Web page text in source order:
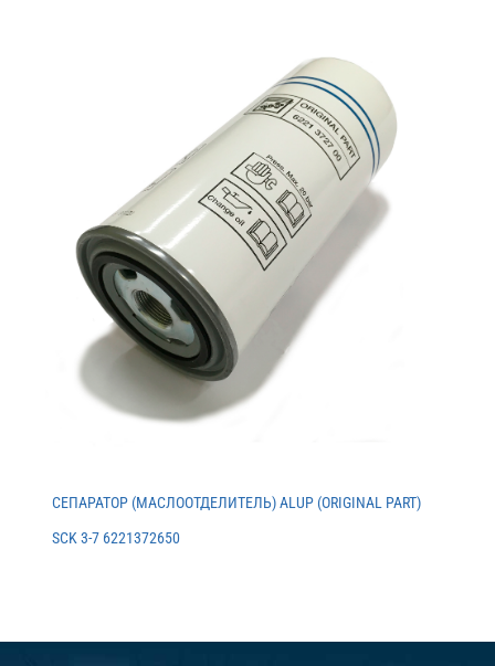
СЕПАРАТОР (МАСЛООТДЕЛИТЕЛЬ) ALUP (ORIGINAL PART)
SCK 3-7 6221372650